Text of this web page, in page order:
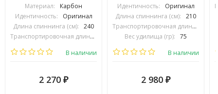
Материал:
Карбон
Идентичность:
Оригинал
Длина спиннинга (см):
240
Транспортировочная длина (см):
Вес удилища (гр):
В наличии
2 270 ₽
Идентичность:
Оригинал
Длина спиннинга (см):
210
Транспортировочная длина (см):
Вес удилища (гр):
75
Тест (гр):
В наличии
2 980 ₽